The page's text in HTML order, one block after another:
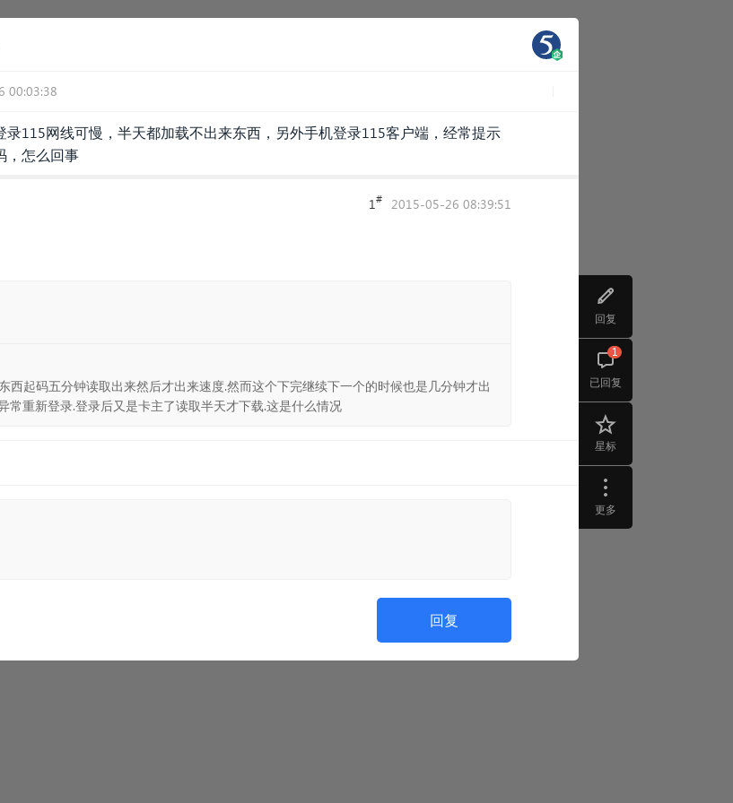
回复
已回复
1
星标
更多
00:03:38
115网线可慢，半天都加载不出来东西，另外手机登录115客户端，经常提示
，怎么回事
1# 2015-05-26 08:39:51
西起码五分钟读取出来然后才出来速度.然而这个下完继续下一个的时候也是几分钟才出
常重新登录.登录后又是卡主了读取半天才下载.这是什么情况
回复